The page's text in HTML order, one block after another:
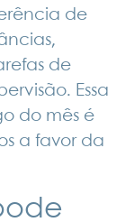
de
de
Essa
do mês é
a favor da